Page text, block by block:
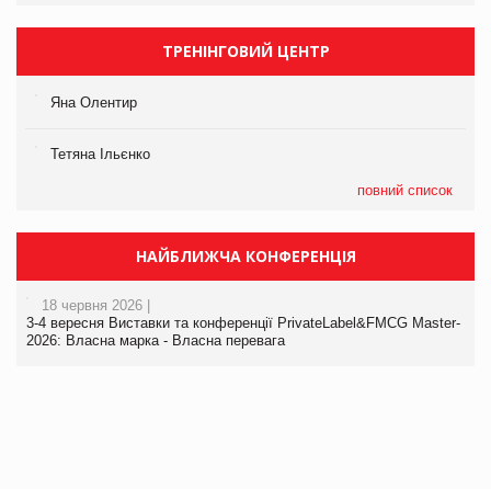
ТРЕНІНГОВИЙ ЦЕНТР
Яна Олентир
Тетяна Ільєнко
повний список
НАЙБЛИЖЧА КОНФЕРЕНЦІЯ
18 червня 2026 |
3-4 вересня Виставки та конференції PrivateLabel&FMCG Master-
2026: Власна марка - Власна перевага